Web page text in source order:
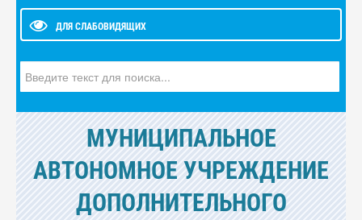
ДЛЯ СЛАБОВИДЯЩИХ
МУНИЦИПАЛЬНОЕ
АВТОНОМНОЕ УЧРЕЖДЕНИЕ
ДОПОЛНИТЕЛЬНОГО